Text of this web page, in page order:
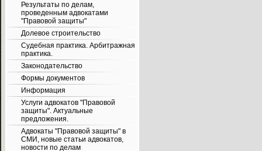
Результаты по делам,
проведенным адвокатами
"Правовой защиты"
Долевое строительство
Судебная практика. Арбитражная
практика.
Законодательство
Формы документов
Информация
Услуги адвокатов "Правовой
защиты". Актуальные
предложения.
Адвокаты "Правовой защиты" в
СМИ, новые статьи адвокатов,
новости по делам